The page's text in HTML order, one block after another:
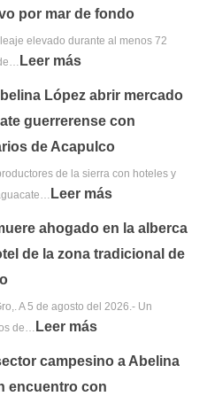
por mar de fondo
elevado durante al menos 72
Leer más
López abrir mercado
guerrerense con
de Acapulco
de la sierra con hoteles y
Leer más
ahogado en la alberca
de la zona tradicional de
A 5 de agosto del 2026.- Un
de… Leer más
campesino a Abelina
encuentro con